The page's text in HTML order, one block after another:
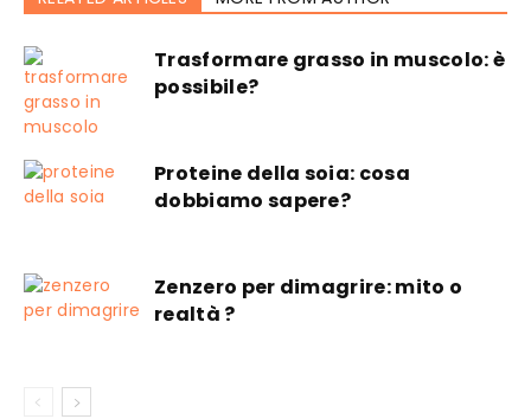
Trasformare grasso in muscolo: è
possibile?
Proteine della soia: cosa
dobbiamo sapere?
Zenzero per dimagrire: mito o
realtà ?